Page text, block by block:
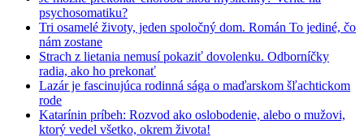
psychosomatiku?
Tri osamelé životy, jeden spoločný dom. Román To jediné, čo
nám zostane
Strach z lietania nemusí pokaziť dovolenku. Odborníčky
radia, ako ho prekonať
Lazár je fascinujúca rodinná sága o maďarskom šľachtickom
rode
Katarínin príbeh: Rozvod ako oslobodenie, alebo o mužovi,
ktorý vedel všetko, okrem života!